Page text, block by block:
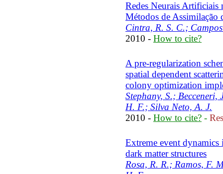
Redes Neurais Artificiais
Métodos de Assimilação
Cintra, R. S. C.;
2010 - How to cite?
A pre-regularization
spatial dependent
colony optimization
Stephany, S.;
H. F.; Silva Neto, A. J.
2010 - How to cite? -
Extreme event
dark matter structures
Rosa, R. R.; Ramos, F.